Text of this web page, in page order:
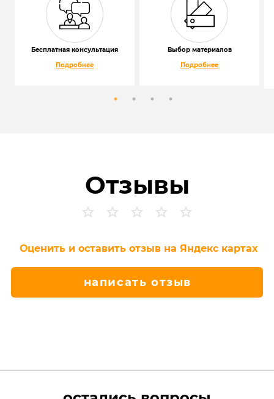
Бесплатная консультация
Подробнее
Выбор материалов
Подробнее
Отзывы
Оценить и оставить отзыв на Яндекс картах
написать отзыв